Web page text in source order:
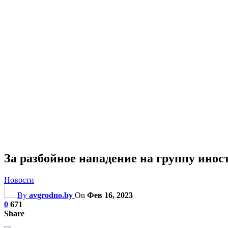
За разбойное нападение на группу
Новости
By avgrodno.by On Фев 16, 2023
0 671
Share